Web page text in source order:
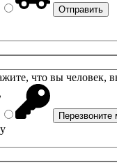
что вы человек,